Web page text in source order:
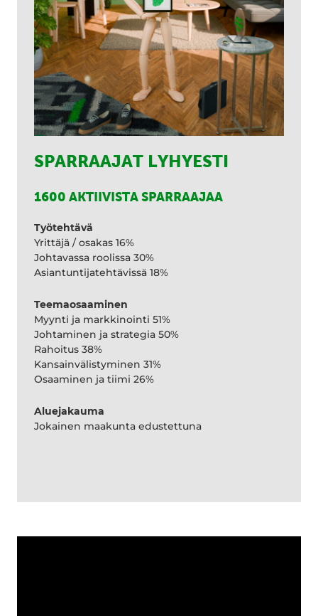
SPARRAAJAT LYHYESTI
1600 AKTIIVISTA SPARRAAJAA
Työtehtävä
Yrittäjä / osakas 16%
Johtavassa roolissa 30%
Asiantuntijatehtävissä 18%
Teemaosaaminen
Myynti ja markkinointi 51%
Johtaminen ja strategia 50%
Rahoitus 38%
Kansainvälistyminen 31%
Osaaminen ja tiimi 26%
Aluejakauma
Jokainen maakunta edustettuna